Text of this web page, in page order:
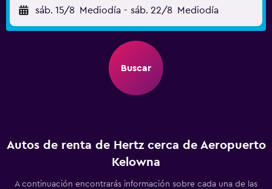
sáb. 15/8 Mediodía - sáb. 22/8 Mediodía
Buscar
Autos de renta de Hertz cerca de Aeropuerto
Kelowna
A continuación encontrarás información sobre cada una de las